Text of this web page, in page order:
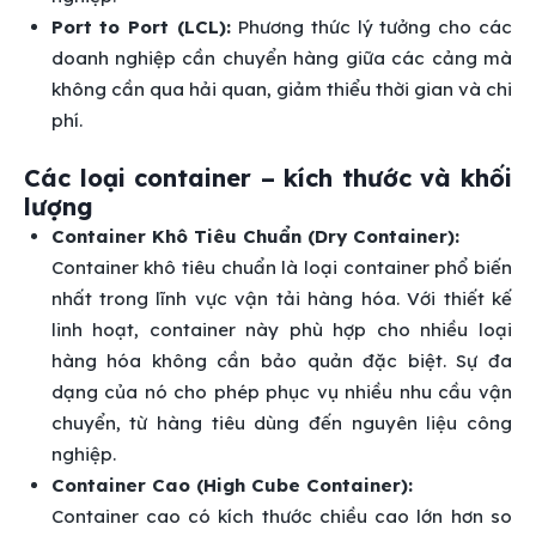
Port to Port (LCL): Phương thức lý tưởng cho các
doanh nghiệp cần chuyển hàng giữa các cảng mà
không cần qua hải quan, giảm thiểu thời gian và chi
phí.
Các loại container – kích thước và khối
lượng
Container Khô Tiêu Chuẩn (Dry Container):
Container khô tiêu chuẩn là loại container phổ biến
nhất trong lĩnh vực vận tải hàng hóa. Với thiết kế
linh hoạt, container này phù hợp cho nhiều loại
hàng hóa không cần bảo quản đặc biệt. Sự đa
dạng của nó cho phép phục vụ nhiều nhu cầu vận
chuyển, từ hàng tiêu dùng đến nguyên liệu công
nghiệp.
Container Cao (High Cube Container):
Container cao có kích thước chiều cao lớn hơn so